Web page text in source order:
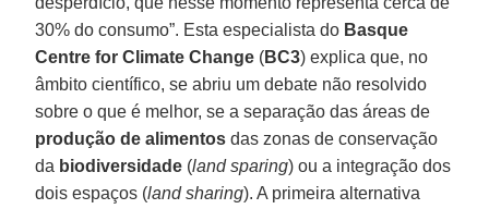
30% do consumo”. Esta especialista do Basque
Centre for Climate Change (BC3) explica que, no
âmbito científico, se abriu um debate não resolvido
sobre o que é melhor, se a separação das áreas de
produção de alimentos das zonas de conservação
da biodiversidade (land sparing) ou a integração dos
dois espaços (land sharing). A primeira alternativa